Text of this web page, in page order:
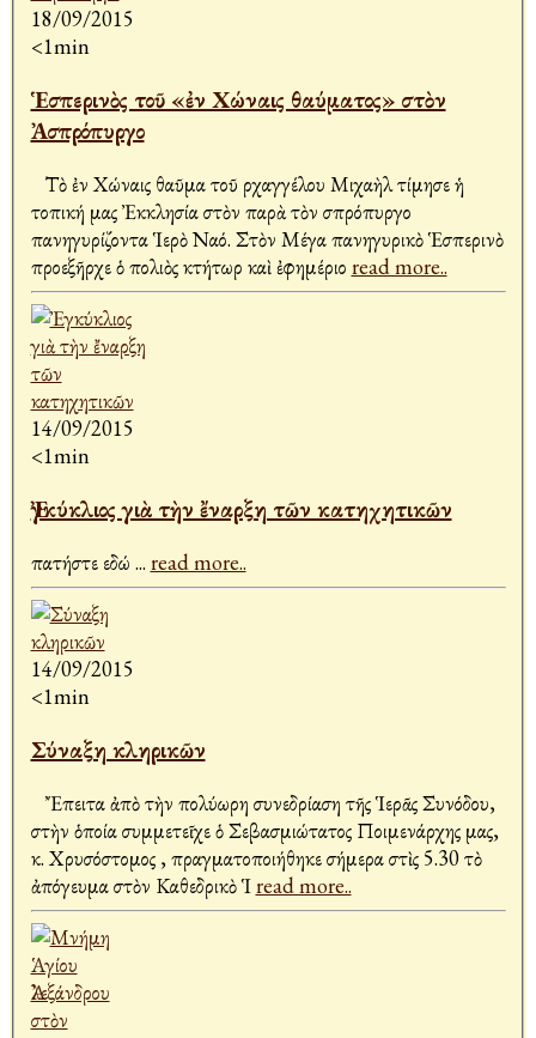
18/09/2015
<1min
Ἑσπερινὸς τοῦ «ἐν Χώναις θαύματος» στὸν
Ἀσπρόπυργο
Τὸ ἐν Χώναις θαῦμα τοῦ Ἀρχαγγέλου Μιχαὴλ τίμησε ἡ
τοπική μας Ἐκκλησία στὸν παρὰ τὸν Ἀσπρόπυργο
πανηγυρίζοντα Ἱερὸ Ναό. Στὸν Μέγα πανηγυρικὸ Ἑσπερινὸ
προεξῆρχε ὁ πολιὸς κτήτωρ καὶ ἐφημέριο read more..
14/09/2015
<1min
Ἐγκύκλιος γιὰ τὴν ἔναρξη τῶν κατηχητικῶν
πατήστε εδώ ... read more..
14/09/2015
<1min
Σύναξη κληρικῶν
Ἔπειτα ἀπὸ τὴν πολύωρη συνεδρίαση τῆς Ἱερᾶς Συνόδου,
στὴν ὁποία συμμετεῖχε ὁ Σεβασμιώτατος Ποιμενάρχης μας,
κ. Χρυσόστομος , πραγματοποιήθηκε σήμερα στὶς 5.30 τὸ
ἀπόγευμα στὸν Καθεδρικὸ Ἱread more..